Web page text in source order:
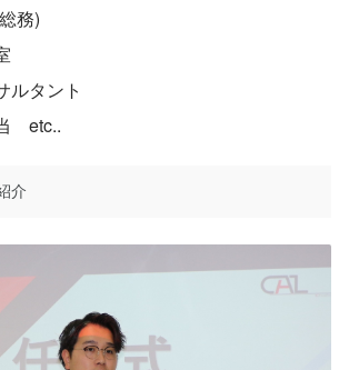
務)
ルタント
　etc..
介